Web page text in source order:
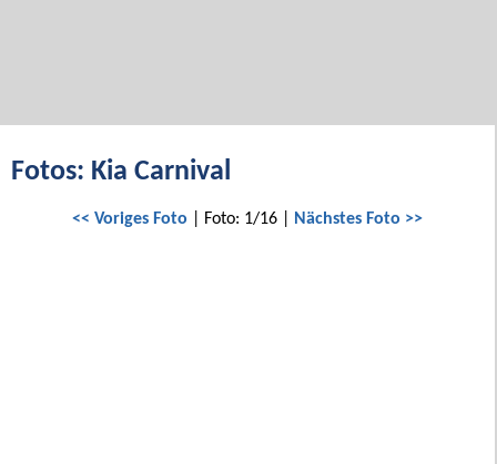
Fotos: Kia Carnival
<< Voriges Foto | Foto: 1/16 | Nächstes Foto >>